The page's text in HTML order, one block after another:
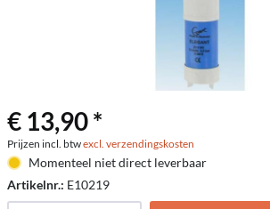
€ 13,90 *
Prijzen incl. btwexcl. verzendingskosten
Momenteel niet direct leverbaar
Artikelnr.: E10219